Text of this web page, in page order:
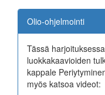
Pääsivulle
H1 (cout, cin, funktio)
H2a (luokka, olio)
Olio-ohjelmointi
Tässä
luokkakaavioiden
kappale
myös katsoa videot: